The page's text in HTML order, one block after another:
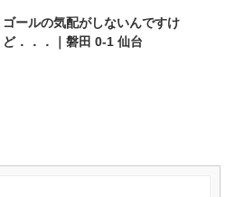
ゴールの気配がしないんですけ
ど．．．｜磐田 0-1 仙台